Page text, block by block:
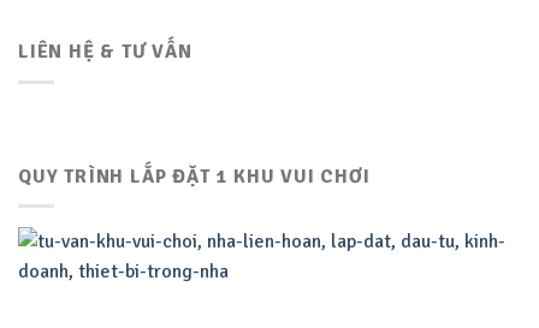
LIÊN HỆ & TƯ VẤN
QUY TRÌNH LẮP ĐẶT 1 KHU VUI CHƠI